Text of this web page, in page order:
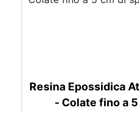
Resina Epossidica
- Colate fino a